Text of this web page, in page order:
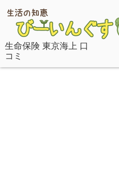
生命保険 東京海上 口
コミ